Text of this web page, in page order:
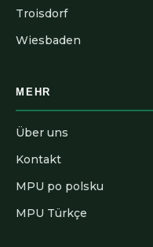
Troisdorf
Wiesbaden
MEHR
Über uns
Kontakt
MPU po polsku
MPU Türkçe